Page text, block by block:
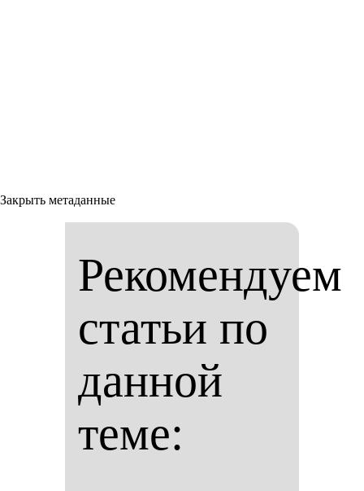
Закрыть метаданные
Рекомендуем
статьи по
данной
теме: